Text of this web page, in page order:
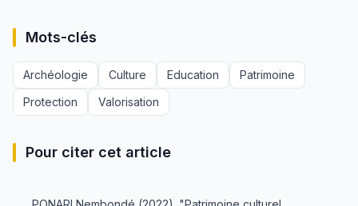
Mots-clés
Archéologie Culture Education
Patrimoine
Protection
Valorisation
Pour citer cet article